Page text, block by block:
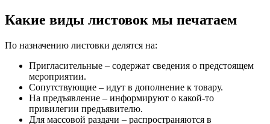
Какие виды листовок мы печатаем
По назначению листовки делятся на:
Пригласительные – содержат сведения о предстоящем
мероприятии.
Сопутствующие – идут в дополнение к товару.
На предъявление – информируют о какой-то
привилегии предъявителю.
Для массовой раздачи – распространяются в